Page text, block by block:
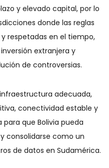
y elevado capital, por lo
donde las reglas
respetadas en el tiempo,
extranjera y
de controversias.
adecuada,
conectividad estable y
que Bolivia pueda
consolidarse como un
de datos en Sudamérica.